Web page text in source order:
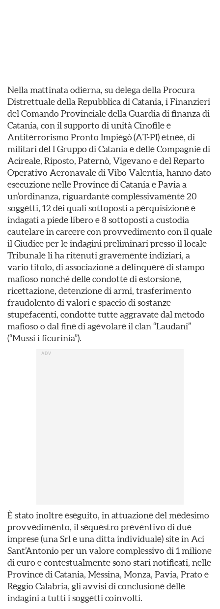
Nella mattinata odierna, su delega della Procura
Distrettuale della Repubblica di Catania, i Finanzieri
del Comando Provinciale della Guardia di finanza di
Catania, con il supporto di unità Cinofile e
Antiterrorismo Pronto Impiegò (AT-PI) etnee, di
militari del I Gruppo di Catania e delle Compagnie di
Acireale, Riposto, Paternò, Vigevano e del Reparto
Operativo Aeronavale di Vibo Valentia, hanno dato
esecuzione nelle Province di Catania e Pavia a
un’ordinanza, riguardante complessivamente 20
soggetti, 12 dei quali sottoposti a perquisizione e
indagati a piede libero e 8 sottoposti a custodia
cautelare in carcere con provvedimento con il quale
il Giudice per le indagini preliminari presso il locale
Tribunale li ha ritenuti gravemente indiziari, a
vario titolo, di associazione a delinquere di stampo
mafioso nonché delle condotte di estorsione,
ricettazione, detenzione di armi, trasferimento
fraudolento di valori e spaccio di sostanze
stupefacenti, condotte tutte aggravate dal metodo
mafioso o dal fine di agevolare il clan “Laudani”
(“Mussi i ficurinia”).
È stato inoltre eseguito, in attuazione del medesimo
provvedimento, il sequestro preventivo di due
imprese (una Srl e una ditta individuale) site in Aci
Sant’Antonio per un valore complessivo di 1 milione
di euro e contestualmente sono stari notificati, nelle
Province di Catania, Messina, Monza, Pavia, Prato e
Reggio Calabria, gli avvisi di conclusione delle
indagini a tutti i soggetti coinvolti.